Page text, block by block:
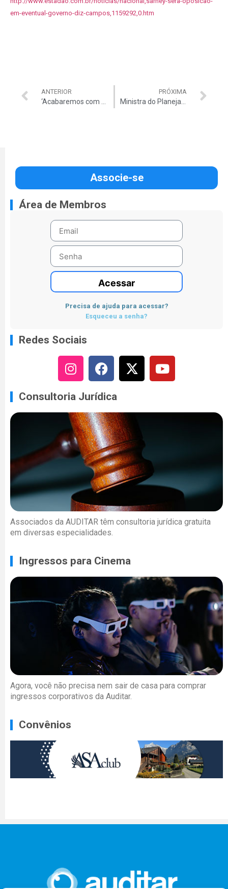
em-eventual-governo-diz-campos,1159292,0.htm
ANTERIOR PRÓXIMA
Associe-se
Área de Membros
Acessar
Precisa de ajuda para acessar?
Esqueceu a senha?
Redes Sociais
Consultoria Jurídica
Associados da AUDITAR têm consultoria jurídica gratuita
em diversas especialidades.
Ingressos para Cinema
Agora, você não precisa nem sair de casa para comprar
ingressos corporativos da Auditar.
Convênios